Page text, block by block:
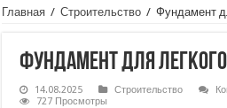
Главная / Строительство / Фундамент
Фундамент для
14.08.2025 Строительство
727 Просмотры